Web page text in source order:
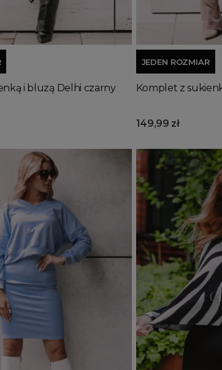
do koszyka Dodaj
i bluzą Delhi czarny
JEDEN ROZMIAR
Komplet z
149,99 zł